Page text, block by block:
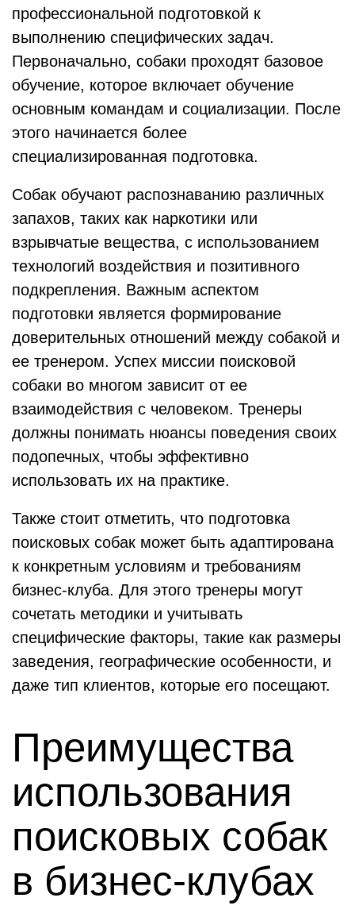
профессиональной подготовкой к
выполнению специфических задач.
Первоначально, собаки проходят базовое
обучение, которое включает обучение
основным командам и социализации. После
этого начинается более
специализированная подготовка.
Собак обучают распознаванию различных
запахов, таких как наркотики или
взрывчатые вещества, с использованием
технологий воздействия и позитивного
подкрепления. Важным аспектом
подготовки является формирование
доверительных отношений между собакой и
ее тренером. Успех миссии поисковой
собаки во многом зависит от ее
взаимодействия с человеком. Тренеры
должны понимать нюансы поведения своих
подопечных, чтобы эффективно
использовать их на практике.
Также стоит отметить, что подготовка
поисковых собак может быть адаптирована
к конкретным условиям и требованиям
бизнес-клуба. Для этого тренеры могут
сочетать методики и учитывать
специфические факторы, такие как размеры
заведения, географические особенности, и
даже тип клиентов, которые его посещают.
Преимущества
использования
поисковых собак
в бизнес-клубах